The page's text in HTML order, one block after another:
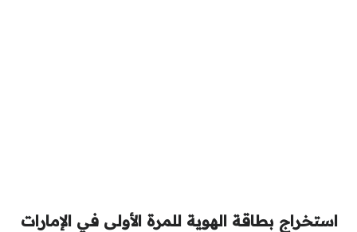
استخراج بطاقة الهوية للمرة الأولى في الإمارات